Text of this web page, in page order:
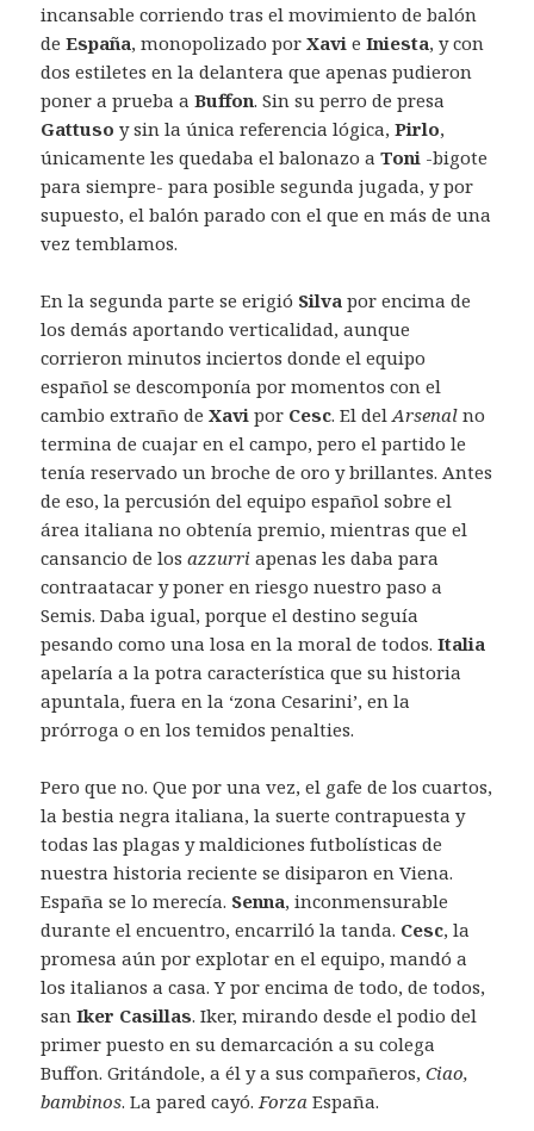
incansable corriendo tras el movimiento de balón
deEspaña, monopolizado porXavi e Iniesta, y con
dos estiletes en la delantera que apenas pudieron
poner a prueba aBuffon. Sin su perro de presa
Gattuso y sin la única referencia lógica,Pirlo,
únicamente les quedaba el balonazo aToni -bigote
para siempre- para posible segunda jugada, y por
supuesto, el balón parado con el que en más de una
vez temblamos.
En la segunda parte se erigió Silva por encima de
los demás aportando verticalidad, aunque
corrieron minutos inciertos donde el equipo
español se descomponía por momentos con el
cambio extraño deXavi por Cesc. El delArsenal no
termina de cuajar en el campo, pero el partido le
tenía reservado un broche de oro y brillantes. Antes
de eso, la percusión del equipo español sobre el
área italiana no obtenía premio, mientras que el
cansancio de losazzurri apenas les daba para
contraatacar y poner en riesgo nuestro paso a
Semis. Daba igual, porque el destino seguía
pesando como una losa en la moral de todos.Italia
apelaría a la potra característica que su historia
apuntala, fuera en la ‘zona Cesarini’, en la
prórroga o en los temidos penalties.
Pero que no. Que por una vez, el gafe de los cuartos,
la bestia negra italiana, la suerte contrapuesta y
todas las plagas y maldiciones futbolísticas de
nuestra historia reciente se disiparon en Viena.
España se lo merecía. Senna, inconmensurable
durante el encuentro, encarriló la tanda. Cesc, la
promesa aún por explotar en el equipo, mandó a
los italianos a casa. Y por encima de todo, de todos,
sanIker Casillas. Iker, mirando desde el podio del
primer puesto en su demarcación a su colega
Buffon. Gritándole, a él y a sus compañeros,Ciao,
bambinos. La pared cayó.Forza España.